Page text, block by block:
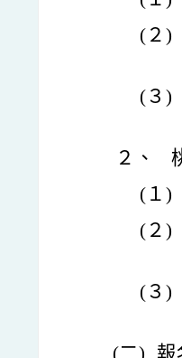
(２)
(３)
２、
(１)
(２)
(３)
(二)
報